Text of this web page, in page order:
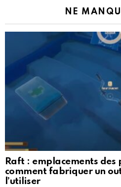
NE
Raft : emplacements des
comment fabriquer un
l’utiliser